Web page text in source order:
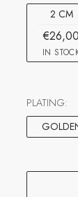
2 CM
€26,00
IN
PLATING: